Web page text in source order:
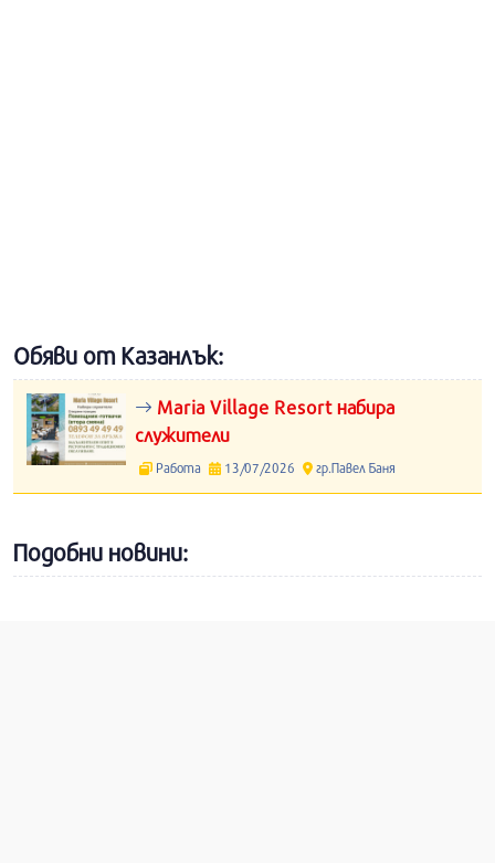
Обяви от Казанлък:
Maria Village Resort набира
служители
Работа 13/07/2026 гр.Павел Баня
Подобни новини: